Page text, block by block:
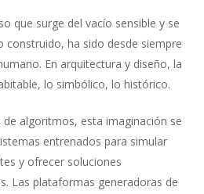
que surge del vacío sensible y se
construido, ha sido desde siempre
En arquitectura y diseño, la
lo simbólico, lo histórico.
algoritmos, esta imaginación se
entrenados para simular
y ofrecer soluciones
Las plataformas generadoras de